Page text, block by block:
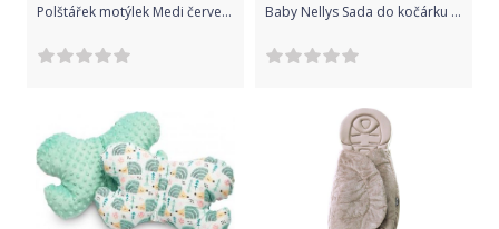
Polštářek motýlek Medi červená/kočky Baby Nellys Sada do kočárku komplet 4D Sweet Dreams by Teddy - růžový